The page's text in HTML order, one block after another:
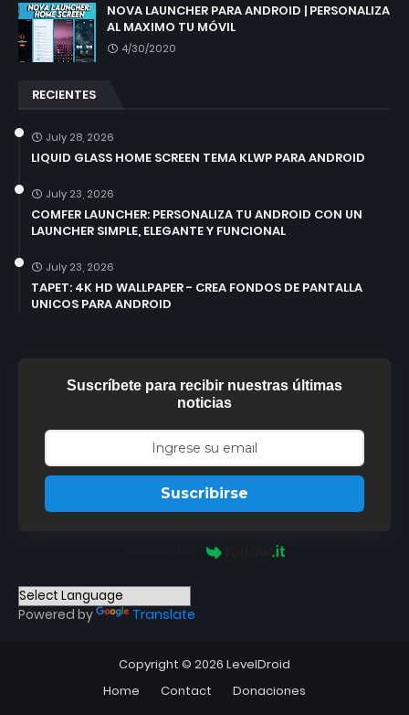
NOVA LAUNCHER PARA ANDROID | PERSONALIZA
AL MAXIMO TU MÓVIL
4/30/2020
RECIENTES
July 28, 2026
LIQUID GLASS HOME SCREEN TEMA KLWP PARA ANDROID
July 23, 2026
COMFER LAUNCHER: PERSONALIZA TU ANDROID CON UN
LAUNCHER SIMPLE, ELEGANTE Y FUNCIONAL
July 23, 2026
TAPET: 4K HD WALLPAPER - CREA FONDOS DE PANTALLA
UNICOS PARA ANDROID
Suscríbete para recibir nuestras últimas
noticias
Suscribirse
Powered by Translate
Copyright © 2026 LevelDroid
Home
Contact Donaciones